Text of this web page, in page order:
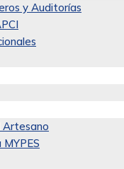
y Auditorías
Artesano